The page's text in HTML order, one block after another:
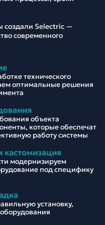
создали Selectric —
современного
технического
оптимальные решения
объекта
которые обеспечат
работу системы
модернизируем
под специфику
установку,